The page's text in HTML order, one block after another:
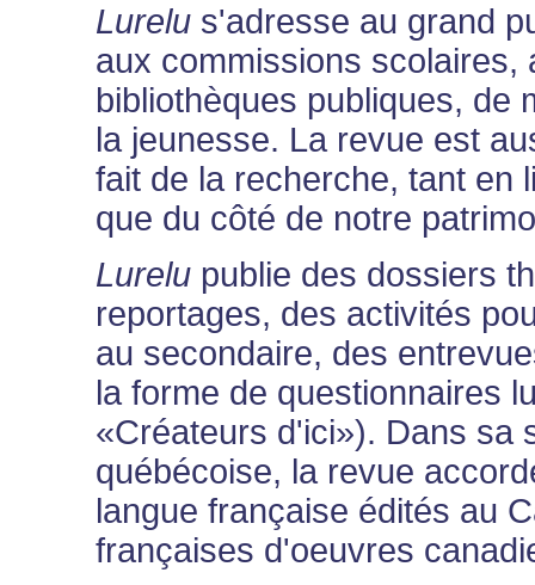
Lurelu s'adresse au grand
aux commissions
bibliothèques publiques, de
la jeunesse. La revue est
fait de la recherche, tant en
que du côté de notre
Lurelu publie des dossiers
reportages, des activités
au secondaire, des
la forme de questionnaires
«Créateurs d'ici»). Dans sa
québécoise, la revue
langue française édités au
françaises d'oeuvres